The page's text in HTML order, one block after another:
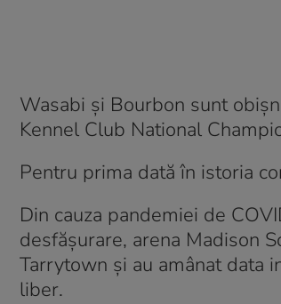
Wasabi şi Bourbon sunt
Kennel Club National
Pentru prima dată în istoria
Din cauza pandemiei de
desfăşurare, arena Madison
Tarrytown şi au amânat data
liber.